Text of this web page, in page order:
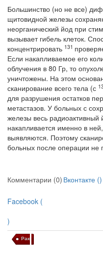
Большинство (но не все)
щитовидной железы
неорганический йод при
вызывает гибель клеток.
концентрировать 131
Если накапливаемое его
облучения в 80 Гр, то
уничтожены. На этом
сканирование всего тела (с
для разрушения остатков
мета­стазов. У больных с
железы весь радиоактивный
накапливается именно в
выявляются. Поэтому
больных после операции не
Комментарии (0) Вконтакте ()
Facebook (
)
Рак